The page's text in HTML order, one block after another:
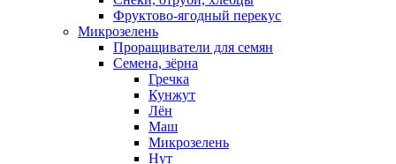
Фруктово-ягодный перекус
Микрозелень
Проращиватели для семян
Семена, зёрна
Гречка
Кунжут
Лён
Маш
Микрозелень
Нут